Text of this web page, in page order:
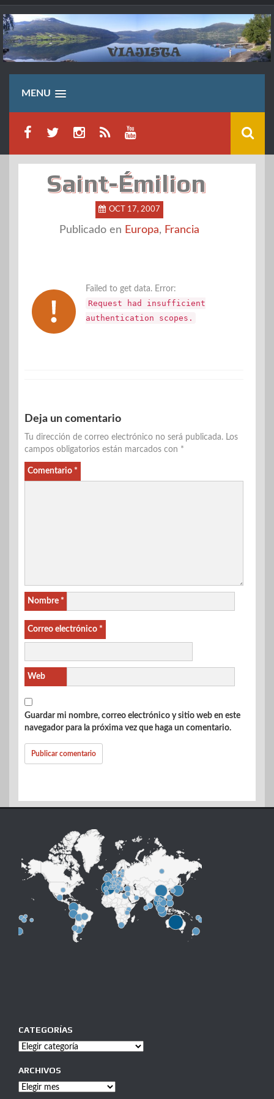
Saltar
al
contenido
MENU
Saint-Émilion
OCT 17, 2007
Publicado en Europa, Francia
Failed to get data. Error:
Request had insufficient
authentication scopes.
Deja un comentario
Tu dirección de correo electrónico no será publicada. Los
campos obligatorios están marcados con *
Comentario *
Nombre *
Correo electrónico *
Web
Guardar mi nombre, correo electrónico y sitio web en este
navegador para la próxima vez que haga un comentario.
CATEGORÍAS
Categorías
ARCHIVOS
Archivos